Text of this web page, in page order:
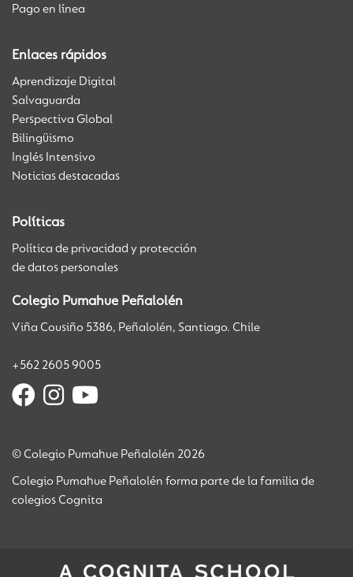
Pago en línea
Enlaces rápidos
Aprendizaje Digital
Salvaguarda
Perspectiva Global
Bilingüismo
Inglés Intensivo
Noticias destacadas
Políticas
Política de privacidad y protección
de datos personales
Colegio Pumahue Peñalolén
Viña Cousiño 5386, Peñalolén, Santiago. Chile
+562 2605 9005
© Colegio Pumahue Peñalolén 2026
Colegio Pumahue Peñalolén forma parte de la familia de
colegios Cognita